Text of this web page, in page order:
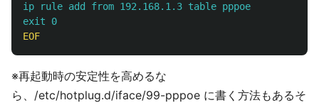
ip rule add from 192.168.1.3 table pppoe
※再起動時の安定性を高めるな
ら、/etc/hotplug.d/iface/99-pppoe に書く方法もあるそ